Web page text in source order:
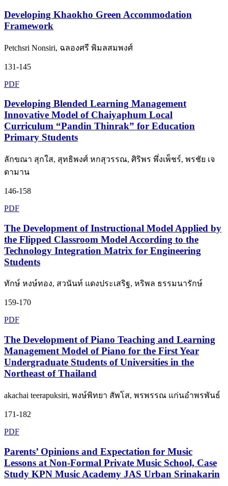
Developing Khaokho Green Accommodation
Framework
Petchsri Nonsiri, ฉลองศรี พิมลสมพงศ์
131-145
PDF
Developing Blended Learning Management
Innovative Model of Chaiyaphum Local
Curriculum “Pandin Thinrak” for Education
Primary Students
ลักขณา สุกใส, สุทธิพงศ์ หกสุวรรณ, ศิริพร พึ่งเพ็ชร์, พรชัย เจ
ดามาน
146-158
PDF
The Development of Instructional Model Applied by
the Flipped Classroom Model According to the
Technology Integration Matrix for Engineering
Students
ทักษ์ หงษ์ทอง, สวนันท์ แดงประเสริฐ, หริพล ธรรมนารักษ์
159-170
PDF
The Development of Piano Teaching and Learning
Management Model of Piano for the First Year
Undergraduate Students of Universities in the
Northeast of Thailand
akachai teerapuksiri, พงษ์พิทยา สัพโส, พรพรรณ แก่นอำพรพันธ์
171-182
PDF
Parents’ Opinions and Expectation for Music
Lessons at Non-Formal Private Music School, Case
Study KPN Music Academy JAS Urban Srinakarin